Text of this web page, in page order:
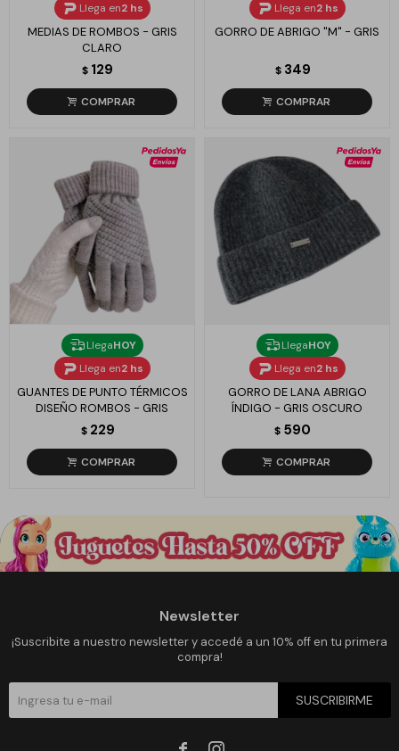
Llega en2 hs
MEDIAS DE ROMBOS - GRIS
CLARO
$ 129
Llega en2 hs
GORRO DE ABRIGO "M" - GRIS
$ 349
LlegaHOY
Llega en2 hs
GUANTES DE PUNTO TÉRMICOS
DISEÑO ROMBOS - GRIS
$ 229
LlegaHOY
Llega en2 hs
GORRO DE LANA ABRIGO
ÍNDIGO - GRIS OSCURO
$ 590
Newsletter
¡Suscribite a nuestro newsletter y accedé a un 10% off en tu primera
compra!
SUSCRIBIRME